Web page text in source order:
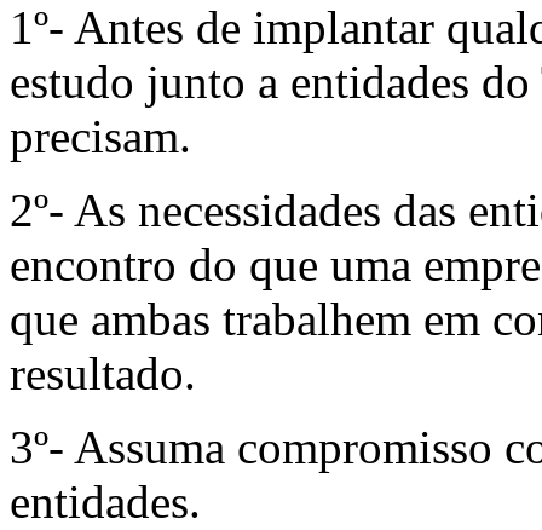
1º- Antes de implantar
estudo junto a entidades
precisam.
2º- As necessidades das
encontro do que uma
que ambas trabalhem em
resultado.
3º- Assuma compromisso
entidades.